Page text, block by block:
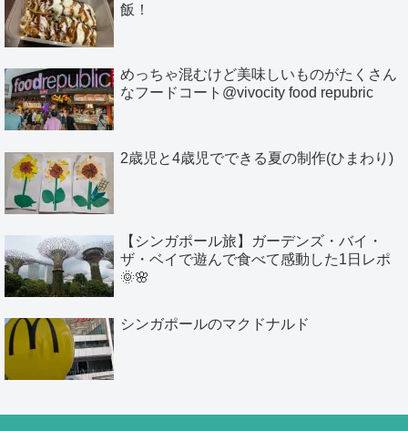
飯！
めっちゃ混むけど美味しいものがたくさん
なフードコート@vivocity food repubric
2歳児と4歳児でできる夏の制作(ひまわり)
【シンガポール旅】ガーデンズ・バイ・
ザ・ベイで遊んで食べて感動した1日レポ
🌞🌸
シンガポールのマクドナルド